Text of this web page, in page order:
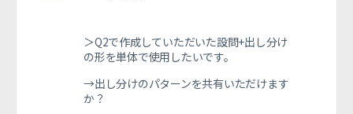
＞Q2で作成していただいた設問+出し分け
の形を単体で使用したいです。
→出し分けのパターンを共有いただけます
か？